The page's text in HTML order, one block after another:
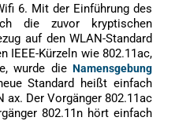
6. Mit der Einführung des
die zuvor kryptischen
auf den WLAN-Standard
IEEE-Kürzeln wie 802.11ac,
wurde dieNamensgebung
Standard heißt einfach
ax. Der Vorgänger 802.11ac
802.11n hört einfach